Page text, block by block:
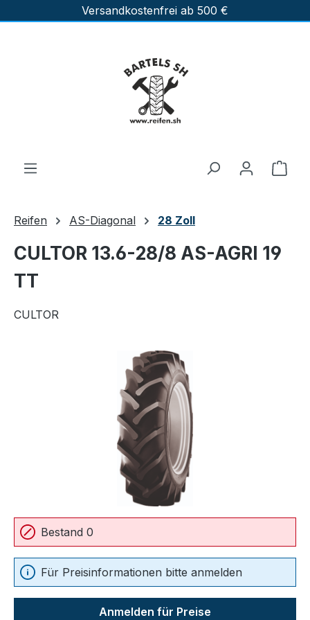
Zum Hauptinhalt springenVersandkostenfrei ab 500 €
Reifen AS-Diagonal 28 Zoll
CULTOR 13.6-28/8 AS-AGRI 19
TT
CULTOR
Bildergalerie überspringen
Bestand 0
Für Preisinformationen bitte anmelden
Anmelden für Preise